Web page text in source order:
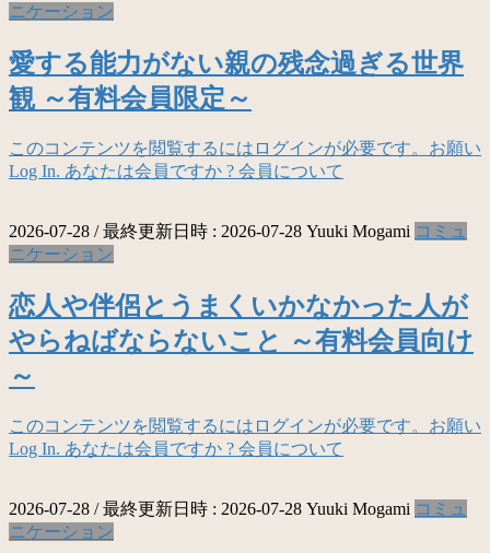
ニケーション
愛する能力がない親の残念過ぎる世界
観 ～有料会員限定～
このコンテンツを閲覧するにはログインが必要です。お願い
Log In. あなたは会員ですか ? 会員について
2026-07-28 / 最終更新日時 : 2026-07-28 Yuuki Mogami コミュ
ニケーション
恋人や伴侶とうまくいかなかった人が
やらねばならないこと ～有料会員向け
～
このコンテンツを閲覧するにはログインが必要です。お願い
Log In. あなたは会員ですか ? 会員について
2026-07-28 / 最終更新日時 : 2026-07-28 Yuuki Mogami コミュ
ニケーション